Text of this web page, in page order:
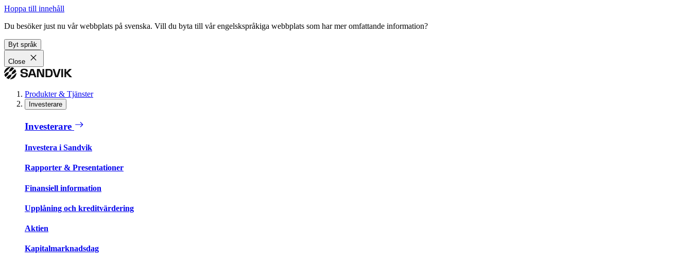
Hoppa till innehåll
Du besöker just nu vår webbplats på svenska. Vill du byta till vår engelskspråkiga webbplats som har mer omfattande information?
Byt språk
Close
Produkter & Tjänster
Investerare
Investerare
Investera i Sandvik
Rapporter & Presentationer
Finansiell information
Upplåning och kreditvärdering
Aktien
Kapitalmarknadsdag